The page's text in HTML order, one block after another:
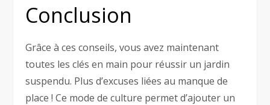
Conclusion
Grâce à ces conseils, vous avez maintenant
toutes les clés en main pour réussir un jardin
suspendu. Plus d’excuses liées au manque de
place ! Ce mode de culture permet d’ajouter un